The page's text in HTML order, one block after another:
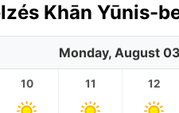
Khān Yūnis-
Monday, August
10 11 12